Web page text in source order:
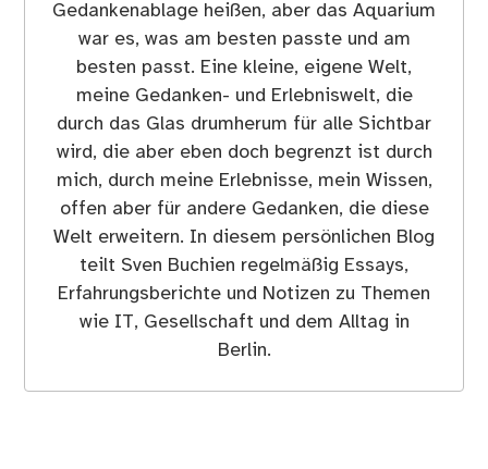
Gedankenablage heißen, aber das Aquarium
war es, was am besten passte und am
besten passt. Eine kleine, eigene Welt,
meine Gedanken- und Erlebniswelt, die
durch das Glas drumherum für alle Sichtbar
wird, die aber eben doch begrenzt ist durch
mich, durch meine Erlebnisse, mein Wissen,
offen aber für andere Gedanken, die diese
Welt erweitern. In diesem persönlichen Blog
teilt Sven Buchien regelmäßig Essays,
Erfahrungsberichte und Notizen zu Themen
wie IT, Gesellschaft und dem Alltag in
Berlin.